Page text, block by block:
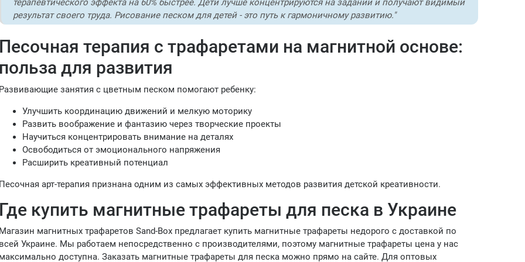
терапевтического эффекта на 60% быстрее. Дети лучше концентрируются на задании и получают видимый
результат своего труда. Рисование песком для детей - это путь к гармоничному развитию."
терапия с трафаретами на магнитной основе:
для развития
занятия с цветным песком помогают ребенку:
Улучшить координацию движений и мелкую моторику
Развить воображение и фантазию через творческие проекты
Научиться концентрировать внимание на деталях
Освободиться от эмоционального напряжения
Расширить креативный потенциал
арт-терапия признана одним из самых эффективных методов развития детской креативности.
купить магнитные трафареты для песка в Украине
магнитных трафаретов Sand-Box предлагает купить магнитные трафареты недорого с доставкой по
Украине. Мы работаем непосредственно с производителями, поэтому магнитные трафареты цена у нас
доступна. Заказать магнитные трафареты для песка можно прямо на сайте. Для оптовых